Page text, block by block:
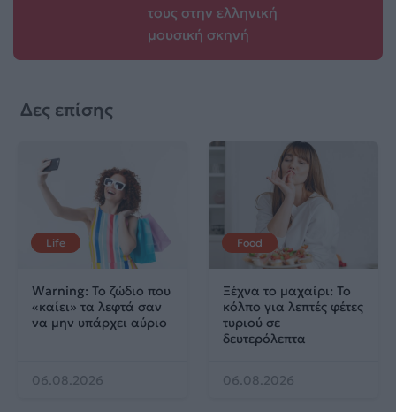
τους στην ελληνική
μουσική σκηνή
Δες επίσης
Life
Warning: Το ζώδιο που
«καίει» τα λεφτά σαν
να μην υπάρχει αύριο
06.08.2026
Food
Ξέχνα το μαχαίρι: Το
κόλπο για λεπτές φέτες
τυριού σε
δευτερόλεπτα
06.08.2026